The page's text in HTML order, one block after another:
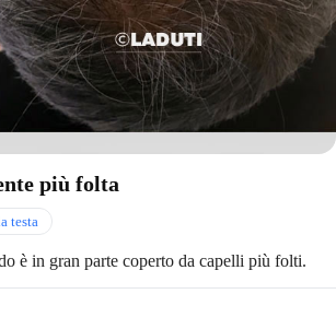
più folta
testa
è in gran parte coperto da capelli più folti.